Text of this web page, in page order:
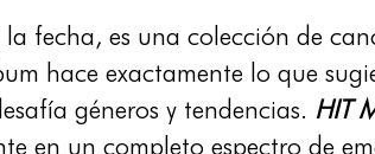
fecha, es una colección de
hace exactamente lo que
géneros y tendencias. HIT
en un completo espectro de